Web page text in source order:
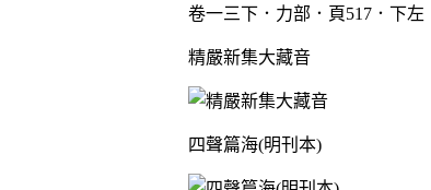
卷一三下．力部．頁517．下左
精嚴新集大藏音
四聲篇海(明刊本)